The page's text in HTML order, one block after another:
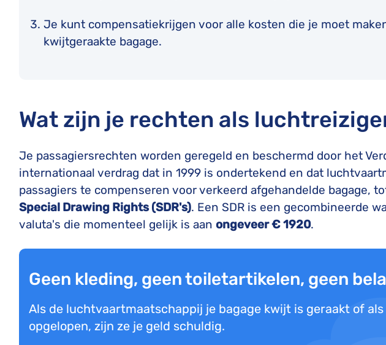
Je kunt compensatiekrijgen voor alle kosten die je moet
kwijtgeraakte bagage.
Wat zijn je rechten als
Je passagiersrechten worden geregeld en beschermd door het
internationaal verdrag dat in 1999 is ondertekend en dat
passagiers te compenseren voor verkeerd afgehandelde bagage,
Special Drawing Rights (SDR's). Een SDR is een gecombineerde
valuta's die momenteel gelijk is aan ongeveer € 1920.
Geen kleding, geen toiletartikelen, geen
Als de luchtvaartmaatschappij je bagage kwijt is geraakt of
opgelopen, zijn ze je geld schuldig.